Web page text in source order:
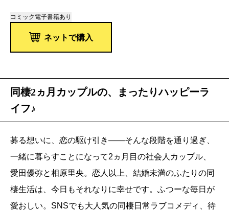
コミック 電子書籍あり
ネットで購入
同棲2ヵ月カップルの、まったりハッピーラ
イフ♪
募る想いに、恋の駆け引き――そんな段階を通り過ぎ、
一緒に暮らすことになって2ヵ月目の社会人カップル、
愛田優弥と相原里央。恋人以上、結婚未満のふたりの同
棲生活は、今日もそれなりに幸せです。ふつーな毎日が
愛おしい。SNSでも大人気の同棲日常ラブコメディ、待